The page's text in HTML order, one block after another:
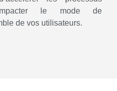
le mode de
de vos utilisateurs.